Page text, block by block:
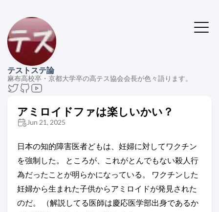
テストステ論
麻布高校卒・京都大学卒の高テス協会会長が色々語ります。
アミロイドファは楽しいかい？
Jun 21, 2025
日本の知的障害医者どもは、妊婦に対してワクチン
を強制した。 ところが、これがとんでもない殺人行
為だったことが明らかになっている。 ワクチンした
妊婦から生まれた子供からアミロイドが発見された
のだ。 （解説してる医師は慶応医学部出身であるか